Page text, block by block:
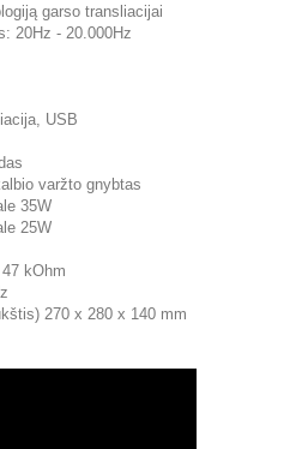
garso transliacijai
20Hz - 20.000Hz
USB
varžto gnybtas
35W
25W
kOhm
270 x 280 x 140 mm